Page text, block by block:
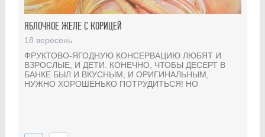
ЯБЛОЧНОЕ ЖЕЛЕ С КОРИЦЕЙ
18 вересень
ФРУКТОВО-ЯГОДНУЮ КОНСЕРВАЦИЮ ЛЮБЯТ И
ВЗРОСЛЫЕ, И ДЕТИ. КОНЕЧНО, ЧТОБЫ ДЕСЕРТ В
БАНКЕ БЫЛ И ВКУСНЫМ, И ОРИГИНАЛЬНЫМ,
НУЖНО ХОРОШЕНЬКО ПОТРУДИТЬСЯ! НО